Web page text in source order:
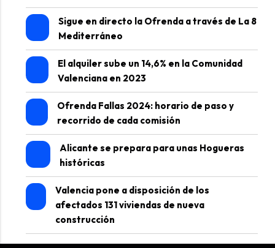
Sigue en directo la Ofrenda a través de La 8
Mediterráneo
El alquiler sube un 14,6% en la Comunidad
Valenciana en 2023
Ofrenda Fallas 2024: horario de paso y
recorrido de cada comisión
Alicante se prepara para unas Hogueras
históricas
Valencia pone a disposición de los
afectados 131 viviendas de nueva
construcción